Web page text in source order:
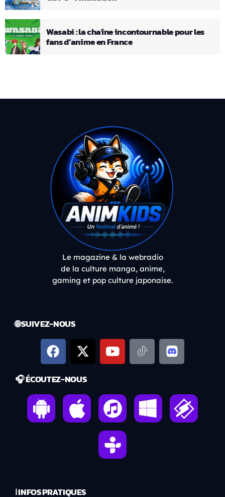
Wasabi : la chaîne incontournable pour les
fans d’anime en France
Le magazine & la webradio
de la culture manga, anime,
gaming et pop culture japonaise.
🌐 SUIVEZ-NOUS
🎧 ÉCOUTEZ-NOUS
ℹ️ INFOS PRATIQUES